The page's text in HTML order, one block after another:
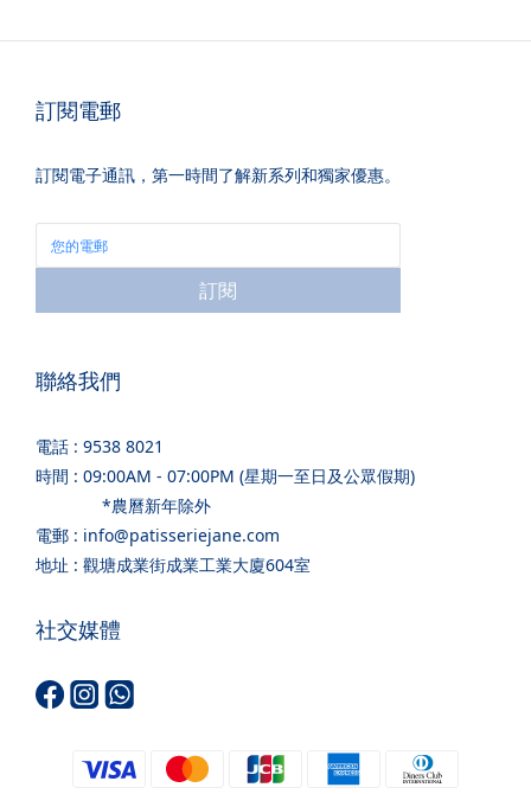
給你，讓你即使在忙碌的籌備中，也能輕鬆為長輩挑選一款得體又
賀壽蛋糕往往是整個慶祝的重要環節之一。當一家人圍在一起為長
表達敬意與愛意的方法。而一款精緻得體的大壽蛋糕，往往能為這
比，大壽蛋糕更像是一份盛大的祝福禮。在設計上通常更講究，常
見會加入紅色或金色元素，以及「福」與「壽」等祝福字樣，象徵
照焦點，多年後再翻開照片，那份與長輩共慶重要里程碑的溫馨畫
意 在挑選賀壽蛋糕時，不少人都會選擇帶有吉祥寓意的設計，讓蛋
糕更貼合壽宴的慶祝氣氛。賀壽蛋糕設計｜1. 紅色或金色系賀壽蛋
會以這兩種顏色為主調。鮮明而喜慶的色彩能為壽宴增添熱鬧氣
氛，也讓整個慶祝更顯隆重。賀壽蛋糕設計｜2. 優雅花卉或典雅設
計除了傳統喜慶風格外，近年來帶有優雅花卉或簡約線條的蛋糕設
計也大受歡迎，這類福壽蛋糕外型優雅大方，既適合壽宴場合，也
非常適合作為拍照留念的重要點綴。賀壽蛋糕寓意｜3.「福」或
徵幸福安康與長壽吉祥。這些簡單而經典的元素，既保留傳統賀壽
點想讓這份驚喜更精準地打動長輩的心？大壽蛋糕訂購前可以留意
輩不喜「過甜」的甜品，因此建議選擇口味清新、層次輕盈的賀壽
蛋糕，例如水果、茶系或慕斯蛋糕。這類福壽蛋糕甜度適中，即使
訂閱電郵
訂閱電子通訊，第一時間了解新系列和獨家優惠。
訂閱
聯絡我們
電話 : 9538 8021
時間 : 09:00AM - 07:00PM (星期一至日及公眾假期)
*農曆新年除外
電郵 : info@patisseriejane.com
地址 : 觀塘成業街成業工業大廈604室
社交媒體